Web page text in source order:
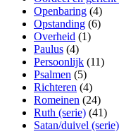
Openbaring (4)
Opstanding (6)
Overheid (1)
Paulus (4)
Persoonlijk (11)
Psalmen (5)
Richteren (4)
Romeinen (24)
Ruth (serie) (41)
Satan/duivel (serie)